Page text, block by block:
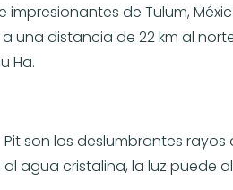
impresionantes de Tulum,
una distancia de 22 km al
Ha.
son los deslumbrantes rayos
agua cristalina, la luz puede